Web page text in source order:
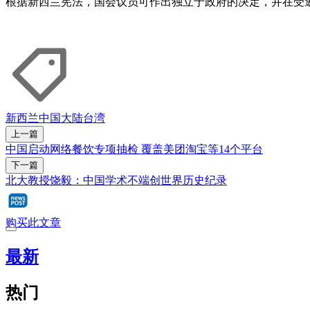
新西兰中国大陆台湾
上一篇
中国启动网络餐饮专项抽检 覆盖美团淘宝等14个平台
下一篇
北大教授饶毅：中国学术不端创世界历史纪录
购买此文章
最新
热门